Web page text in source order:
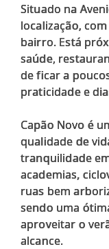
Situado na
localização,
bairro. Está
saúde,
de ficar a
praticidade e
Capão Novo é
qualidade de
tranquilidade
academias,
ruas bem
sendo uma
aproveitar o
alcance.